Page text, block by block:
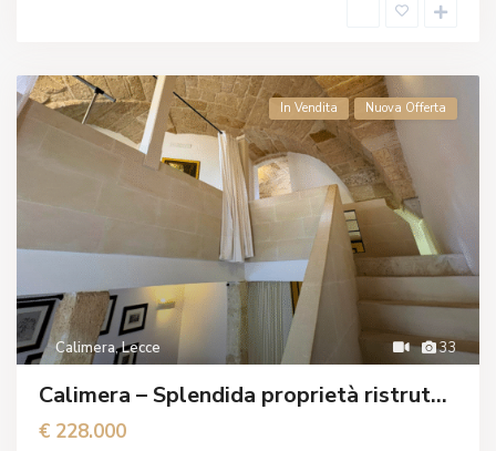
33
Calimera,Lecce
In Vendita Nuova Offerta
Calimera – Splendida proprietà ristrut...
€ 228.000